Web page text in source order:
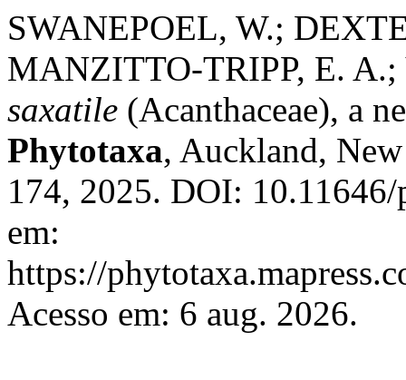
SWANEPOEL, W.;
MANZITTO-TRIPP, E.
saxatile (Acanthaceae), a
Phytotaxa, Auckland,
174, 2025. DOI:
em:
https://
Acesso em: 6 aug. 2026.